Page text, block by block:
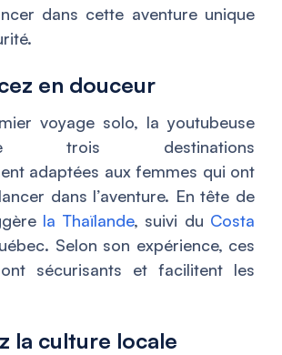
dans cette aventure unique
en douceur
voyage solo, la youtubeuse
trois destinations
adaptées aux femmes qui ont
dans l’aventure. En tête de
la Thaïlande, suivi du Costa
Selon son expérience, ces
sécurisants et facilitent les
la culture locale